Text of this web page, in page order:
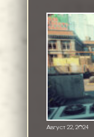
Август 22, 2024